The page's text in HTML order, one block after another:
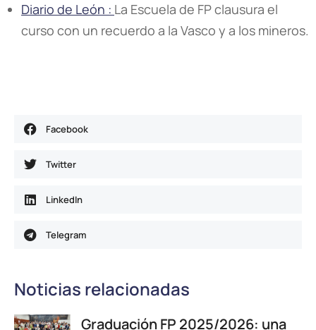
Diario de León : La Escuela de FP clausura el
curso con un recuerdo a la Vasco y a los mineros.
Facebook
Twitter
LinkedIn
Telegram
Noticias relacionadas
Graduación FP 2025/2026: una